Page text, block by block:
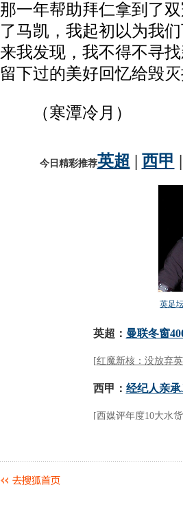
那一年帮助拜仁拿到了
了马凯，我起初以为我
来我发现，我不得不寻
留下过的美好回忆给毁灭
（寒潭冷月）